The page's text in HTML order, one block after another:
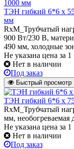
ТЭН гибкий 6*6 х
мм
RxM_Трубчатый
900 Вт/230 В,
490 мм, холодные
Не указана цена за 1
Нет в наличии
Под заказ
Быстрый просмотр
ТЭН гибкий 6*6 х
RxM_Трубчатый
мм,
Не указана цена за 1
Нет в наличии
Под заказ